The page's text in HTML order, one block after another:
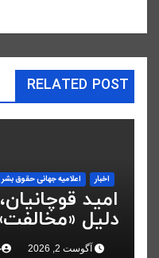
RELATED POST
اخبار اعلاميه جهانی حقوق بشر
امید
سال زندان
آگوست 2, 2026